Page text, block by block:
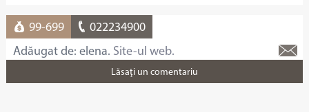
99-699
022234900
Adăugat de: elena. Site-ul web.
Lăsaţi un comentariu